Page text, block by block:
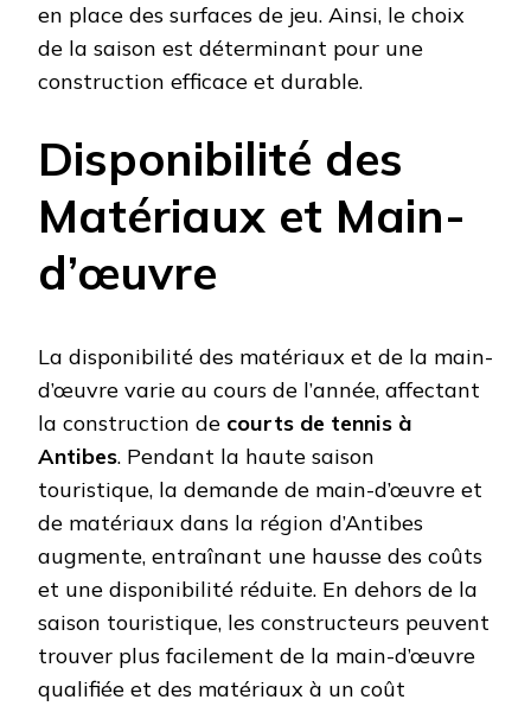
en place des surfaces de jeu. Ainsi, le choix
de la saison est déterminant pour une
construction efficace et durable.
Disponibilité des
Matériaux et Main-
d’œuvre
La disponibilité des matériaux et de la main-
d’œuvre varie au cours de l’année, affectant
la construction de courts de tennis à
Antibes. Pendant la haute saison
touristique, la demande de main-d’œuvre et
de matériaux dans la région d’Antibes
augmente, entraînant une hausse des coûts
et une disponibilité réduite. En dehors de la
saison touristique, les constructeurs peuvent
trouver plus facilement de la main-d’œuvre
qualifiée et des matériaux à un coût